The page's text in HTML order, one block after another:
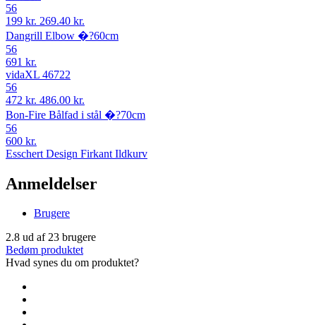
56
199 kr. 269.40 kr.
Dangrill Elbow �?60cm
56
691 kr.
vidaXL 46722
56
472 kr. 486.00 kr.
Bon-Fire Bålfad i stål �?70cm
56
600 kr.
Esschert Design Firkant Ildkurv
Anmeldelser
Brugere
2.8 ud af23 brugere
Bedøm produktet
Hvad synes du om produktet?